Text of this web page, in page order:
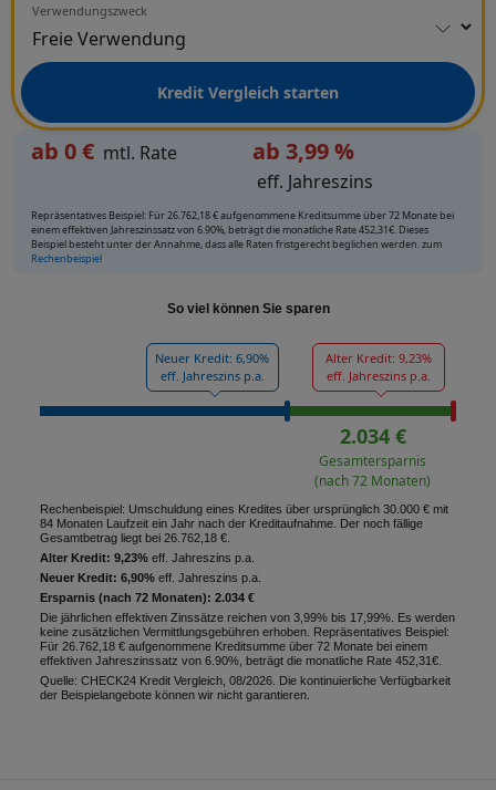
Verwendungszweck
Kredit Vergleich starten
ab 0€ mtl. Rate ab 3,99 %
eff. Jahreszins
Repräsentatives Beispiel: Für 26.762,18 € aufgenommene Kreditsumme über 72 Monate bei
einem effektiven Jahreszinssatz von 6.90%, beträgt die monatliche Rate 452,31€. Dieses
Beispiel besteht unter der Annahme, dass alle Raten fristgerecht beglichen werden. zum
Rechenbeispiel
So viel können Sie sparen
Neuer Kredit: 6,90%
eff. Jahreszins p.a.
Alter Kredit: 9,23%
eff. Jahreszins p.a.
2.034 €
Gesamtersparnis
(nach 72 Monaten)
Rechenbeispiel: Umschuldung eines Kredites über ursprünglich 30.000 € mit
84 Monaten Laufzeit ein Jahr nach der Kreditaufnahme. Der noch fällige
Gesamtbetrag liegt bei 26.762,18 €.
Alter Kredit: 9,23% eff. Jahreszins p.a.
Neuer Kredit: 6,90% eff. Jahreszins p.a.
Ersparnis (nach 72 Monaten): 2.034 €
Die jährlichen effektiven Zinssätze reichen von 3,99% bis 17,99%. Es werden
keine zusätzlichen Vermittlungsgebühren erhoben. Repräsentatives Beispiel:
Für 26.762,18 € aufgenommene Kreditsumme über 72 Monate bei einem
effektiven Jahreszinssatz von 6.90%, beträgt die monatliche Rate 452,31€.
Quelle: CHECK24 Kredit Vergleich, 08/2026. Die kontinuierliche Verfügbarkeit
der Beispielangebote können wir nicht garantieren.